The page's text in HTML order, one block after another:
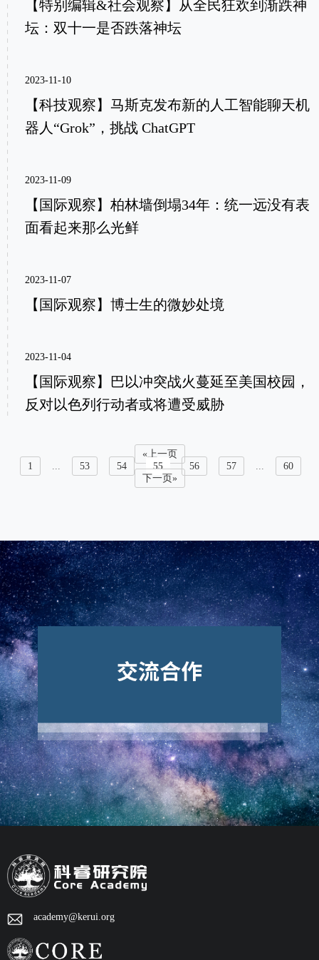
【特别编辑&社会观察】从全民狂欢到渐跌神
坛：双十一是否跌落神坛
2023-11-10
【科技观察】马斯克发布新的人工智能聊天机
器人“Grok”，挑战 ChatGPT
2023-11-09
【国际观察】柏林墙倒塌34年：统一远没有表
面看起来那么光鲜
2023-11-07
【国际观察】博士生的微妙处境
2023-11-04
【国际观察】巴以冲突战火蔓延至美国校园，
反对以色列行动者或将遭受威胁
«上一页
1
53 54 55 56 57
60
下一页»
academy@kerui.org